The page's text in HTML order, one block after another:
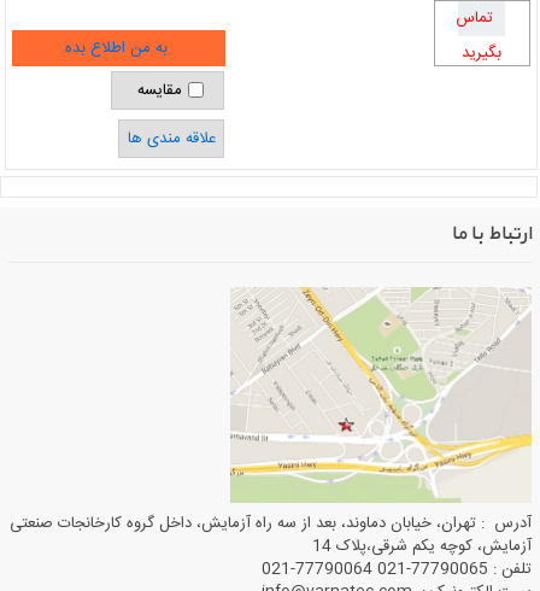
تماس
بگیرید
مقایسه
علاقه مندی ها
ارتباط با ما
آدرس : تهران، خیابان دماوند، بعد از سه راه آزمایش، داخل گروه کارخانجات صنعتی
آزمایش، کوچه یکم شرقی،پلاک 14
تلفن : 77790065-021 77790064-021